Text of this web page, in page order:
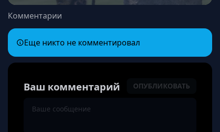
Комментарии
Еще никто не комментировал
Ваш комментарий ОПУБЛИКОВАТЬ